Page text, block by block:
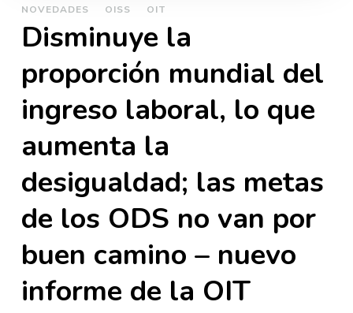
NOVEDADES OISS OIT
Disminuye la
proporción mundial del
ingreso laboral, lo que
aumenta la
desigualdad; las metas
de los ODS no van por
buen camino – nuevo
informe de la OIT